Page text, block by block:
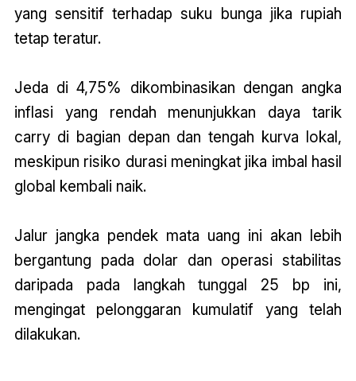
yang sensitif terhadap suku bunga jika rupiah
tetap teratur.
Jeda di 4,75% dikombinasikan dengan angka
inflasi yang rendah menunjukkan daya tarik
carry di bagian depan dan tengah kurva lokal,
meskipun risiko durasi meningkat jika imbal hasil
global kembali naik.
Jalur jangka pendek mata uang ini akan lebih
bergantung pada dolar dan operasi stabilitas
daripada pada langkah tunggal 25 bp ini,
mengingat pelonggaran kumulatif yang telah
dilakukan.